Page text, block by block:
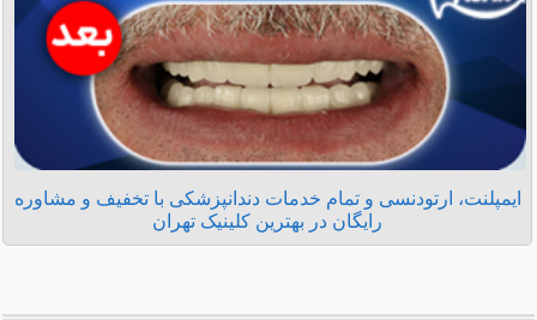
ایمپلنت، ارتودنسی و تمام خدمات دندانپزشکی با تخفیف و مشاوره
رایگان در بهترین کلینیک تهران